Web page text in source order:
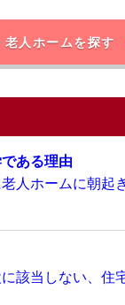
老人ホームを探す
ある理由
人ホームに朝起
該当しない、住